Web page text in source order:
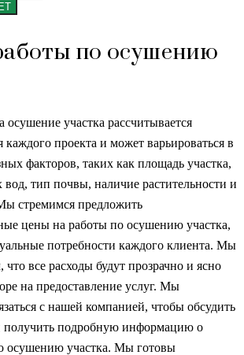
по осушению
осушение участка рассчитывается
проекта и может варьироваться в
факторов, таких как площадь участка,
вод, тип почвы, наличие растительности и
стремимся предложить
цены на работы по осушению участка,
потребности каждого клиента. Мы
что все расходы будут прозрачно и ясно
на предоставление услуг. Мы
с нашей компанией, чтобы обсудить
получить подробную информацию о
осушению участка. Мы готовы